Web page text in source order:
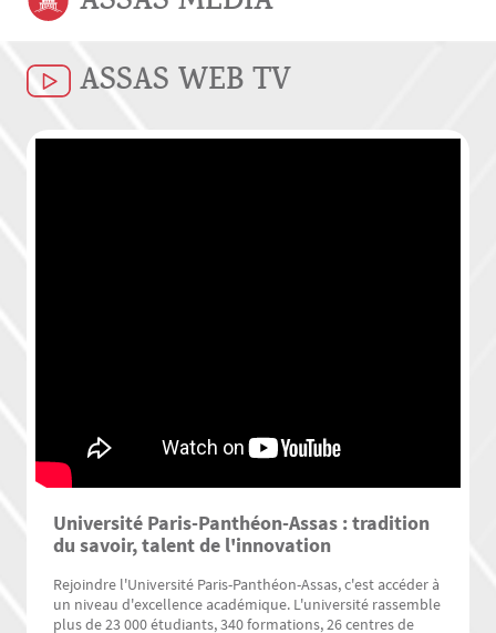
ASSAS WEB TV
Université Paris-Panthéon-Assas : tradition
du savoir, talent de l'innovation
Rejoindre l'Université Paris-Panthéon-Assas, c'est accéder à
un niveau d'excellence académique. L'université rassemble
plus de 23 000 étudiants, 340 formations, 26 centres de